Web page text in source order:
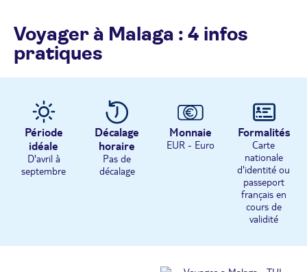
Voyager à Malaga : 4 infos
pratiques
Période
idéale
D'avril à
septembre
Décalage
horaire
Pas de
décalage
Monnaie
EUR - Euro
Formalités
Carte
nationale
d'identité ou
passeport
français en
cours de
validité